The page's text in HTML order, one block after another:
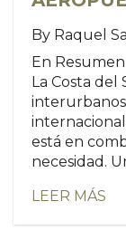
By Raquel
En Resumen
La Costa
está en
necesidad.
LEER MÁS